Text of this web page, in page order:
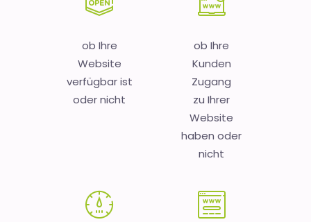
ob Ihre
Website
verfügbar ist
oder nicht
ob Ihre
Kunden
Zugang
zu Ihrer
Website
haben oder
nicht